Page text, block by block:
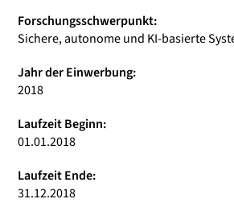
Forschungsschwerpunkt:
Sichere, autonome und KI-basierte
Jahr der Einwerbung:
2018
Laufzeit Beginn:
01.01.2018
Laufzeit Ende:
31.12.2018